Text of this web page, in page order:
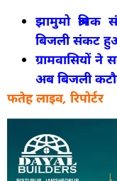
झामुमो
बिजली संकट
ग्रामवासियों ने
अब बिजली
फतेह लाइव, रिपोर्टर